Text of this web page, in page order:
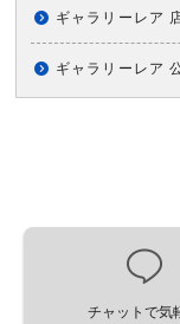
ギャラリーレア
ギャラリーレア
チャットで気